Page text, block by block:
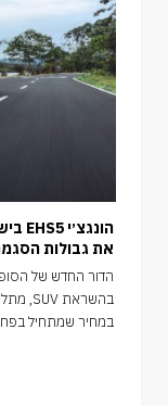
את גבולות
הדור החדש של
במחיר שמתחיל בפחות מ־100